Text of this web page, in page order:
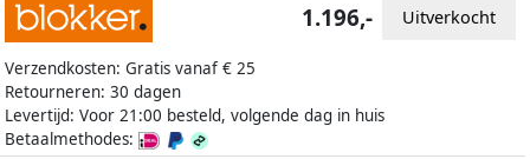
Verzendkosten: Gratis vanaf € 25
Retourneren: 30 dagen
Levertijd: Voor 21:00 besteld, volgende dag in huis
Betaalmethodes:
1.196,- Uitverkocht